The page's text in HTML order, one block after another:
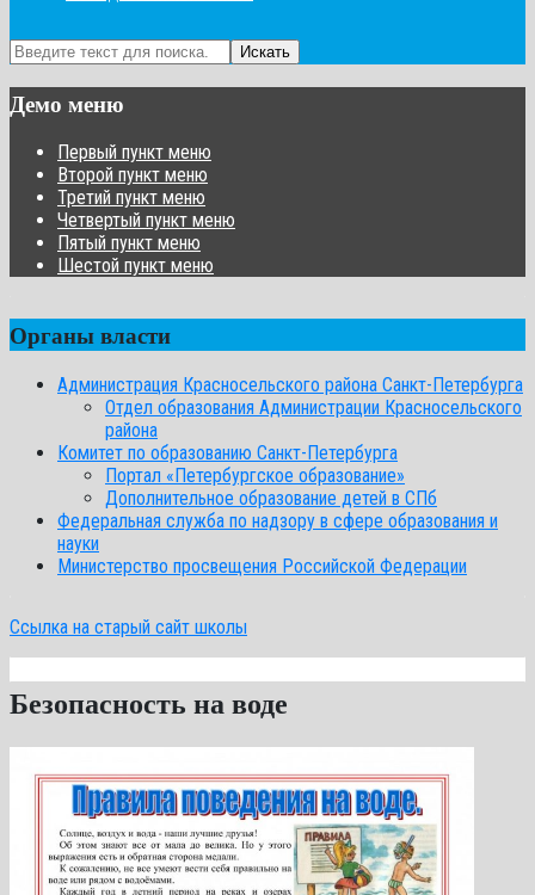
Искать
Демо меню
Первый пункт меню
Второй пункт меню
Третий пункт меню
Четвертый пункт меню
Пятый пункт меню
Шестой пункт меню
Органы власти
Администрация Красносельского района Санкт-Петербурга
Отдел образования Администрации Красносельского
района
Комитет по образованию Санкт-Петербурга
Портал «Петербургское образование»
Дополнительное образование детей в СПб
Федеральная служба по надзору в сфере образования и
науки
Министерство просвещения Российской Федерации
Ссылка на старый сайт школы
Безопасность на воде